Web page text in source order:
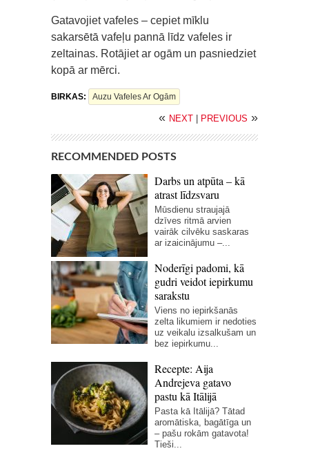
Gatavojiet vafeles – cepiet mīklu
sakarsētā vafeļu pannā līdz vafeles ir
zeltainas. Rotājiet ar ogām un pasniedziet
kopā ar mērci.
BIRKAS: Auzu Vafeles Ar Ogām
« NEXT PREVIOUS »
RECOMMENDED POSTS
Darbs un atpūta – kā
atrast līdzsvaru
Mūsdienu straujajā
dzīves ritmā arvien
vairāk cilvēku saskaras
ar izaicinājumu –...
Noderīgi padomi, kā
gudri veidot iepirkumu
sarakstu
Viens no iepirkšanās
zelta likumiem ir nedoties
uz veikalu izsalkušam un
bez iepirkumu...
Recepte: Aija
Andrejeva gatavo
pastu kā Itālijā
Pasta kā Itālijā? Tātad
aromātiska, bagātīga un
– pašu rokām gatavota!
Tieši...